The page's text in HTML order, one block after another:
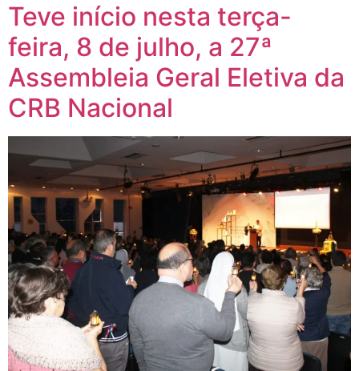
Teve início nesta terça-
feira, 8 de julho, a 27ª
Assembleia Geral Eletiva da
CRB Nacional